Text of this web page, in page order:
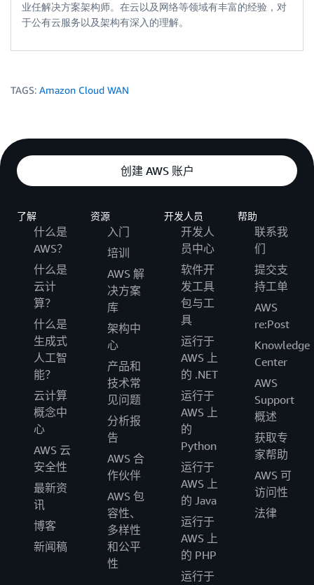
业任解决方案架构师。在云以及网络等领域有丰富的经验，对
于公有云服务以及架构有深入的理解。
TAGS: Amazon Cloud WAN
创建 AWS 账户
了解
什么是
AWS？
什么是
云计
算？
什么是
生成式
人工智
能？
云计算
概念中
心
AWS 云
安全性
最新资
讯
博客
新闻稿
资源
入门
培训
AWS 解
决方案
库
架构中
心
产品和
技术常
见问题
分析报
告
AWS 合
作伙伴
AWS 包
容性、
多样性
和公平
性
开发人员
开发人
员中心
软件开
发工具
包与工
具
运行于
AWS 上
的 .NET
运行于
AWS 上
的
Python
运行于
AWS 上
的 Java
运行于
AWS 上
的 PHP
运行于
帮助
联系我
们
提交支
持工单
AWS
re:Post
Knowledge
Center
AWS
Support
概述
获取专
家帮助
AWS 可
访问性
法律